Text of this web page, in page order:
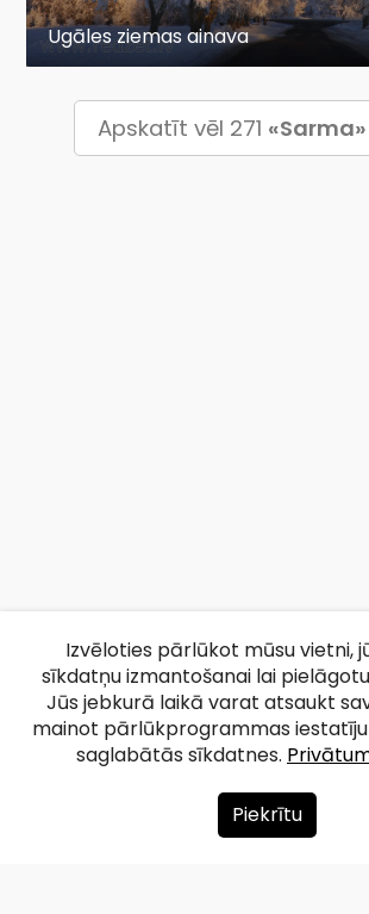
Ugāles ziemas ainava
Apskatīt vēl 271 «Sarma»
Par mums
Izvēloties pārlūkot mūsu vietni,
sīkdatņu izmantošanai lai
Jūs jebkurā laikā varat atsaukt
mainot pārlūkprogrammas
saglabātās sīkdatnes.
Piekrītu